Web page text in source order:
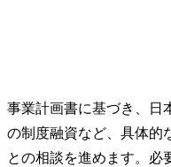
事業計画書に基づき、日
の制度融資など、具体的
との相談を進めます。必